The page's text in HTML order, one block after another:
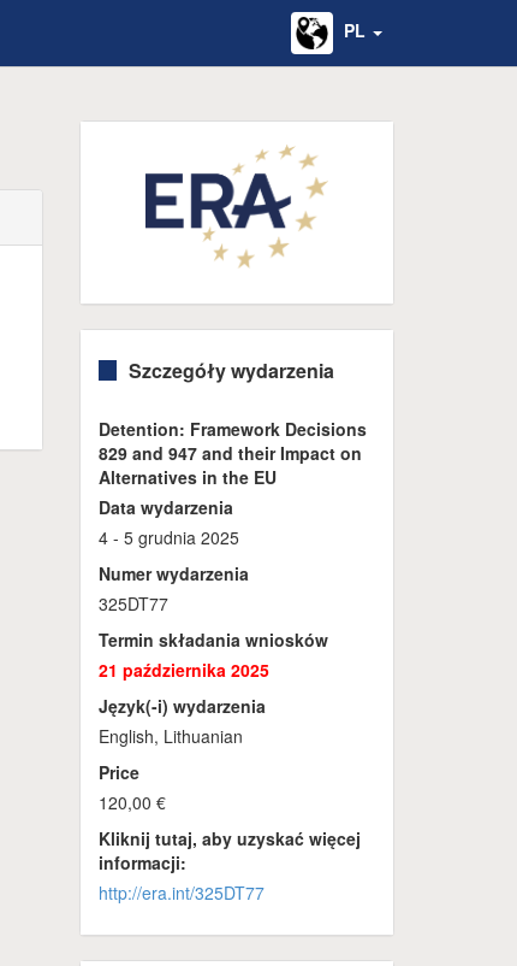
PL
Szczegóły wydarzenia
Detention: Framework Decisions
829 and 947 and their Impact on
Alternatives in the EU
Data wydarzenia
4 - 5 grudnia 2025
Numer wydarzenia
325DT77
Termin składania wniosków
21 października 2025
Język(-i) wydarzenia
English, Lithuanian
Price
120,00 €
Kliknij tutaj, aby uzyskać więcej
informacji:
http://era.int/325DT77